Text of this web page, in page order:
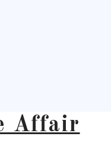
Affair